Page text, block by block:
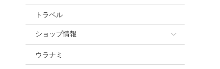
トラベル
ショップ情報
ショップ情報
ウラナミ